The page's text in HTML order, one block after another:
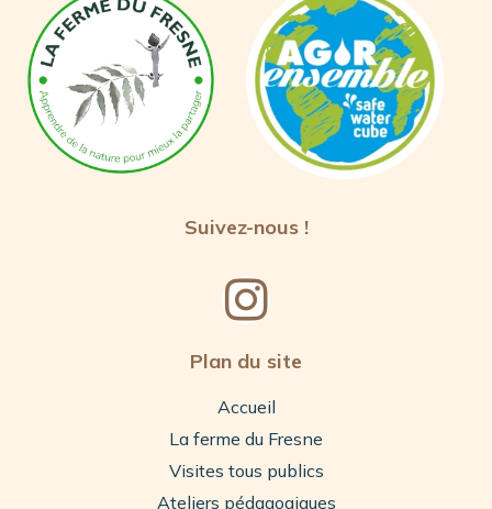
Suivez-nous !
Plan du site
Accueil
La ferme du Fresne
Visites tous publics
Ateliers pédagogiques